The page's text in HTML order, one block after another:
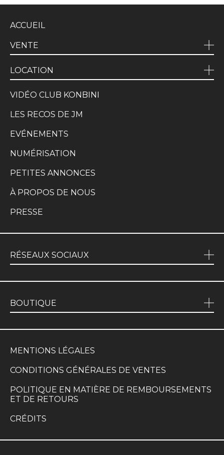
ACCUEIL
VENTE
LOCATION
VIDÉO CLUB KONBINI
LES RECOS DE JM
EVÉNEMENTS
NUMÉRISATION
PETITES ANNONCES
À PROPOS DE NOUS
PRESSE
RÉSEAUX SOCIAUX
BOUTIQUE
MENTIONS LÉGALES
CONDITIONS GÉNÉRALES DE VENTES
POLITIQUE EN MATIÈRE DE REMBOURSEMENTS
ET DE RETOURS
CRÉDITS